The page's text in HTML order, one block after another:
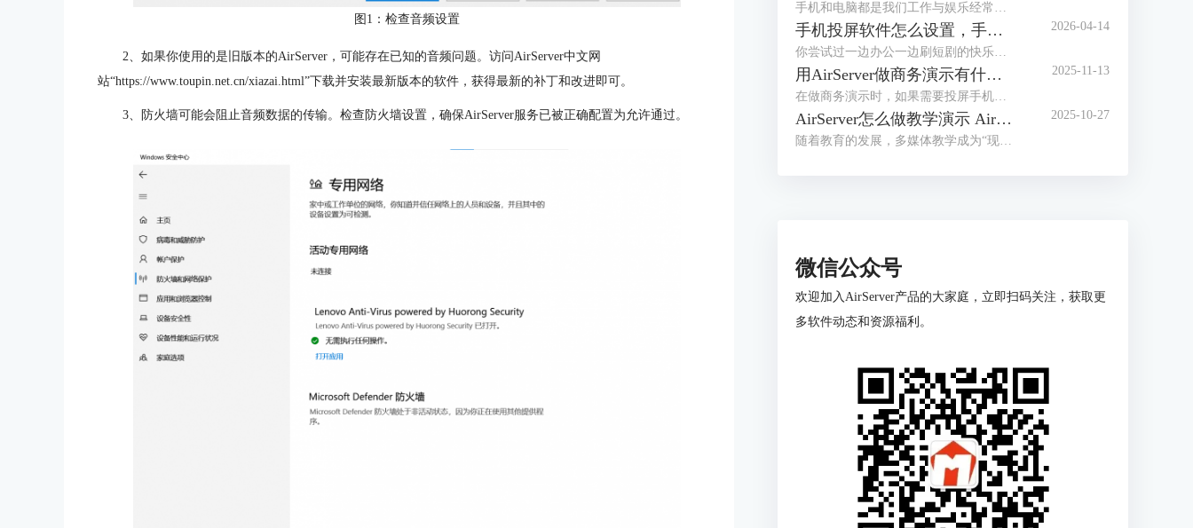
图1：检查音频设置
2、如果你使用的是旧版本的AirServer，可能存在已知的音频问题。访问AirServer中文网
站“https://www.toupin.net.cn/xiazai.html”下载并安装最新版本的软件，获得最新的补丁和改进即可。
3、防火墙可能会阻止音频数据的传输。检查防火墙设置，确保AirServer服务已被正确配置为允许通过。
手机和电脑都是我们工作与娱乐经常用到的设备，手机的灵活性高，随时帮我们记录生活中美好瞬间，电脑稳定性高且屏幕大，方便大家欣赏精彩的内容。要想将手机和电脑联合使用，就需要用到手机投屏功能了。今天和大家一起了解下手机如何跨设备投屏以及手机的屏幕怎么在电脑上播放的相关内容。
手机投屏软件怎么设置，手机投屏软件怎么全屏
你尝试过一边办公一边刷短剧的快乐吗？如果你只会把手机摆在电脑旁看一眼电脑屏幕，再看一眼手机屏幕，那你必须要认真读完下面这篇文章。现在有一种软件叫手机投屏，可以将我们手机上的画面投放到电脑上，无论是刷剧，开视频会议还是听歌，都不会影响我们的电脑画面。今天就为大家介绍手机投屏软件怎么设置，手机投屏软件怎么全屏的相关内容。
2026-04-14
用AirServer做商务演示有什么优势 商务演示投屏用AirServer卡吗
在做商务演示时，如果需要投屏手机画面到电脑，应该怎么操作呢？我们可以借助AirServer这款【屏幕镜像】投屏方案，假如我们需要从苹果手机投屏到苹果电脑，在手机的【屏幕镜像】中无法显示Mac电脑，安装AirServer后，即可搜索到Mac电脑，并且支持镜像功能。本文将为大家介绍用AirServer做商务演示有什么优势，商务演示投屏用AirServer卡吗的相关内容。
2025-11-13
AirServer怎么做教学演示 AirServer怎么投屏课件内容
随着教育的发展，多媒体教学成为“现代化”课程的重要部分，AirServer是一款专业的屏幕镜像接收软件，在多媒体电脑上安装后，能够实现手机一键投屏，在教学演示与课件展示场景下，提供稳定的连接。本文将为大家介绍AirServer怎么做教学演示，AirServer怎么投屏课件内容的相关内容。
2025-10-27
微信公众号
欢迎加入AirServer产品的大家庭，立即扫码关注，获取更
多软件动态和资源福利。